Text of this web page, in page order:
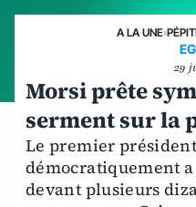
A LA UNE›
29
Morsi prête
serment sur la
Le premier
démocratiquement
devant plusieurs